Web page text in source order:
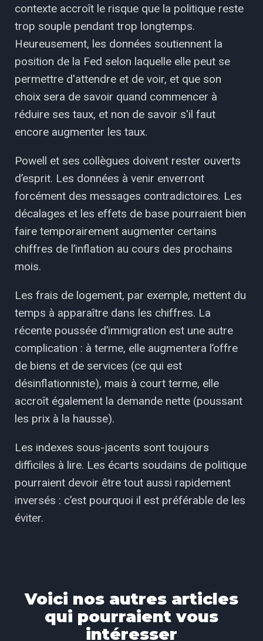
contexte accroît le risque que la politique reste
trop souple pendant trop longtemps.
Heureusement, les données soutiennent la
position de la Fed selon laquelle elle peut se
permettre d'attendre et de voir, et que son
choix sera de savoir quand commencer à
réduire ses taux, et non de savoir s'il faut
encore augmenter les taux.
Powell et ses collègues doivent rester ouverts
d’esprit. Les données à venir enverront
forcément des messages contradictoires. Les
décalages et les effets de base pourraient bien
faire temporairement augmenter certains
chiffres de l’inflation au cours des prochains
mois.
Les frais de logement, par exemple, mettent du
temps à apparaître dans les chiffres. La
récente poussée d’immigration est une autre
complication : à terme, elle augmentera l’offre
de biens et de services (ce qui est
désinflationniste), mais à court terme, elle
accroît également la demande nette (poussant
les prix à la hausse).
Les indexes sous-jacents sont toujours
difficiles à lire. Les écarts soudains de politique
pourraient devoir être tout aussi rapidement
inversés : c’est pourquoi il est préférable de les
éviter.
Voici nos autres articles
qui pourraient vous
intéresser